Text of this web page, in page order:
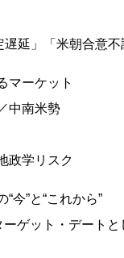
遅延」「米朝合意
マーケット
中南米勢
政学リスク
今”と“これから”
ゲット・デートと